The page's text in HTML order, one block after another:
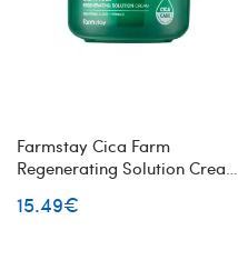
Farmstay Cica Farm
Regenerating Solution Cream
15.49€